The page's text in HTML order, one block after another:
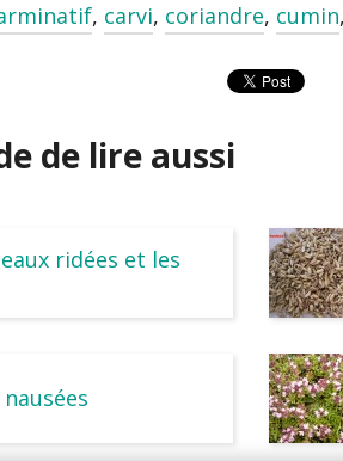
, carvi, coriandre, cumin,
de lire aussi
ridées et les